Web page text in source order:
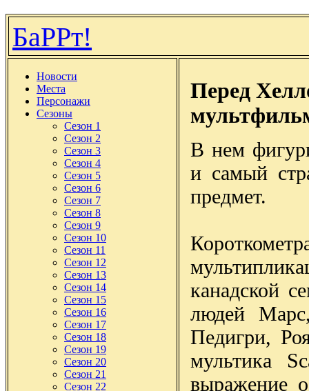
БаРРт!
Новости
Места
Персонажи
Сезоны
Сезон 1
Сезон 2
Сезон 3
Сезон 4
Сезон 5
Сезон 6
Сезон 7
Сезон 8
Сезон 9
Сезон 10
Сезон 11
Сезон 12
Сезон 13
Сезон 14
Сезон 15
Сезон 16
Сезон 17
Сезон 18
Сезон 19
Сезон 20
Сезон 21
Сезон 22
Перед
В нем
и самый
предмет.
канадской
людей
Педигри,
мультика
выражение